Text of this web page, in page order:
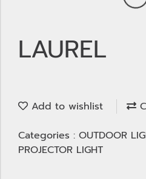
LAUREL
Add to wishlist
Categories : OUTDOOR
PROJECTOR LIGHT